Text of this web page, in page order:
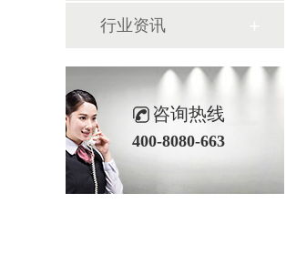
行业资讯
咨询热线
400-8080-663